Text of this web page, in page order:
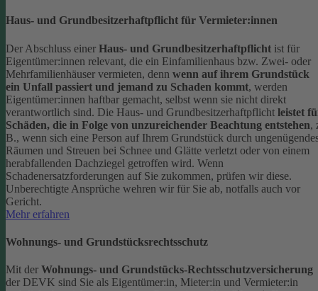
Haus- und Grundbesitzerhaftpflicht für Vermieter:innen
Der Abschluss einer Haus- und Grundbesitzerhaftpflicht ist für
Eigentümer:innen relevant, die ein Einfamilienhaus bzw. Zwei- oder
Mehrfamilienhäuser vermieten, denn wenn auf ihrem Grundstück
ein Unfall passiert und jemand zu Schaden kommt, werden
Eigentümer:innen haftbar gemacht, selbst wenn sie nicht direkt
verantwortlich sind. Die Haus- und Grundbesitzerhaftpflicht leistet
Schäden, die in Folge von unzureichender Beachtung entstehen,
B., wenn sich eine Person auf Ihrem Grundstück durch
Räumen und Streuen bei Schnee und Glätte verletzt oder von einem
herabfallenden Dachziegel getroffen wird. Wenn
Schadenersatzforderungen auf Sie zukommen, prüfen wir diese.
Unberechtigte Ansprüche wehren wir für Sie ab, notfalls auch vor
Gericht.
Mehr erfahren
Wohnungs- und Grundstücksrechtsschutz
Mit der Wohnungs- und Grundstücks-Rechtsschutzversicherung
der DEVK sind Sie als Eigentümer:in, Mieter:in und Vermieter:in